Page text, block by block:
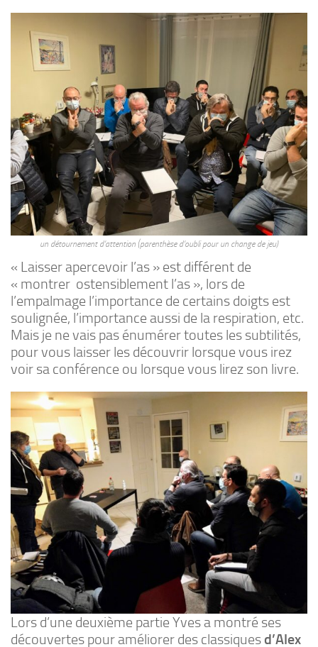
un détournement d’attention (parenthèse d’oubli pour un change de jeu)
« Laisser apercevoir l’as » est différent de
« montrer ostensiblement l’as », lors de
l’empalmage l’importance de certains doigts est
soulignée, l’importance aussi de la respiration, etc.
Mais je ne vais pas énumérer toutes les subtilités,
pour vous laisser les découvrir lorsque vous irez
voir sa conférence ou lorsque vous lirez son livre.
Lors d’une deuxième partie Yves a montré ses
découvertes pour améliorer des classiques d’Alex